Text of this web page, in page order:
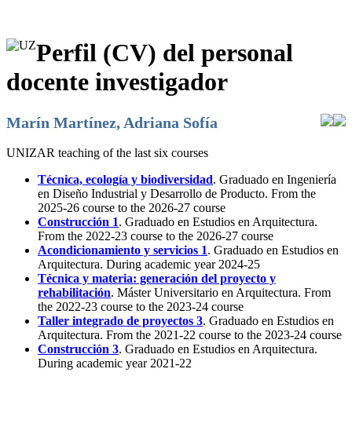
Perfil (CV) del personal
docente investigador
Marín Martínez, Adriana Sofía
UNIZAR teaching of the last six courses
Técnica, ecología y biodiversidad. Graduado en Ingeniería
en Diseño Industrial y Desarrollo de Producto. From the
2025-26 course to the 2026-27 course
Construcción 1. Graduado en Estudios en Arquitectura.
From the 2022-23 course to the 2026-27 course
Acondicionamiento y servicios 1. Graduado en Estudios en
Arquitectura. During academic year 2024-25
Técnica y materia: generación del proyecto y
rehabilitación. Máster Universitario en Arquitectura. From
the 2022-23 course to the 2023-24 course
Taller integrado de proyectos 3. Graduado en Estudios en
Arquitectura. From the 2021-22 course to the 2023-24 course
Construcción 3. Graduado en Estudios en Arquitectura.
During academic year 2021-22